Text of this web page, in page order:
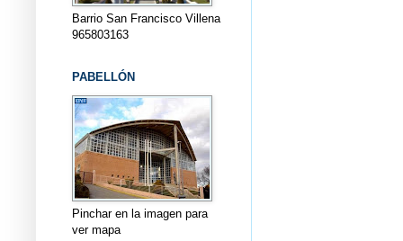
Barrio San Francisco Villena
965803163
PABELLÓN
Pinchar en la imagen para
ver mapa